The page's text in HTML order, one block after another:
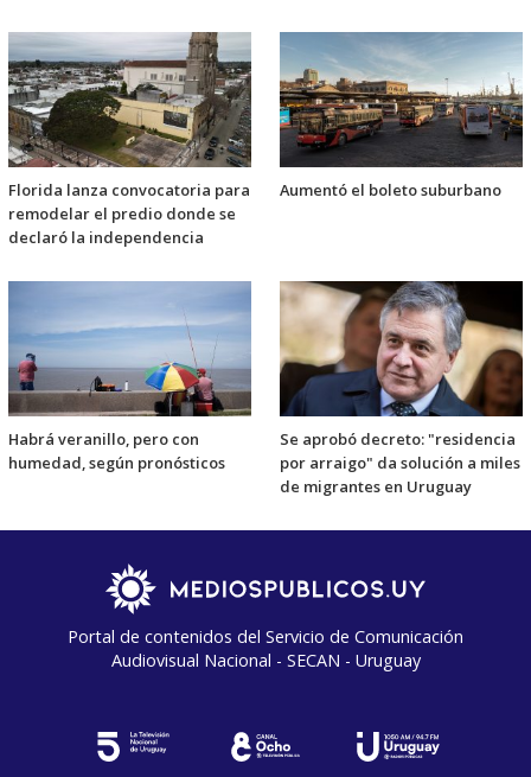
Florida lanza convocatoria para
remodelar el predio donde se
declaró la independencia
Aumentó el boleto suburbano
Habrá veranillo, pero con
humedad, según pronósticos
Se aprobó decreto: "residencia
por arraigo" da solución a miles
de migrantes en Uruguay
Portal de contenidos del Servicio de Comunicación
Audiovisual Nacional - SECAN - Uruguay